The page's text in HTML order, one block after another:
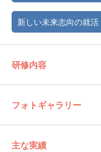
新しい未来志向の就活
研修内容
フォトギャラリー
主な実績